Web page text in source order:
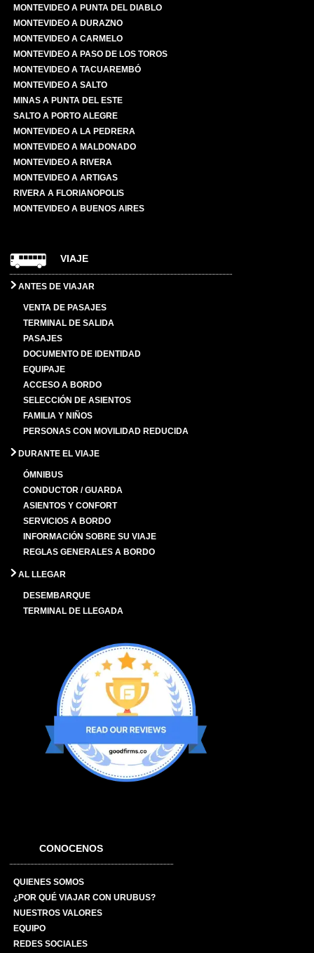
MONTEVIDEO A PUNTA DEL DIABLO
MONTEVIDEO A DURAZNO
MONTEVIDEO A CARMELO
MONTEVIDEO A PASO DE LOS TOROS
MONTEVIDEO A TACUAREMBÓ
MONTEVIDEO A SALTO
MINAS A PUNTA DEL ESTE
SALTO A PORTO ALEGRE
MONTEVIDEO A LA PEDRERA
MONTEVIDEO A MALDONADO
MONTEVIDEO A RIVERA
MONTEVIDEO A ARTIGAS
RIVERA A FLORIANOPOLIS
MONTEVIDEO A BUENOS AIRES
VIAJE
ANTES DE VIAJAR
VENTA DE PASAJES
TERMINAL DE SALIDA
PASAJES
DOCUMENTO DE IDENTIDAD
EQUIPAJE
ACCESO A BORDO
SELECCIÓN DE ASIENTOS
FAMILIA Y NIÑOS
PERSONAS CON MOVILIDAD REDUCIDA
DURANTE EL VIAJE
ÓMNIBUS
CONDUCTOR / GUARDA
ASIENTOS Y CONFORT
SERVICIOS A BORDO
INFORMACIÓN SOBRE SU VIAJE
REGLAS GENERALES A BORDO
AL LLEGAR
DESEMBARQUE
TERMINAL DE LLEGADA
CONOCENOS
QUIENES SOMOS
¿POR QUÉ VIAJAR CON URUBUS?
NUESTROS VALORES
EQUIPO
REDES SOCIALES